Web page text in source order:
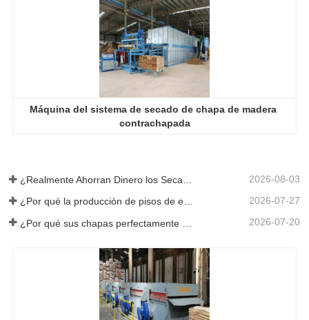
Máquina del sistema de secado de chapa de madera
contrachapada
2026-08-03
¿Por qué la producción de pisos de eucalipto necesita un secador de chapas? 2026-07-27
2026-07-20